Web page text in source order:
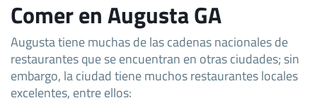
Comer en Augusta GA
Augusta tiene muchas de las cadenas nacionales de
restaurantes que se encuentran en otras ciudades; sin
embargo, la ciudad tiene muchos restaurantes locales
excelentes, entre ellos: